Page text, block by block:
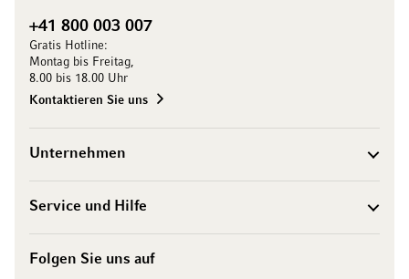
+41 800 003 007
Gratis Hotline:
Montag bis Freitag,
8.00 bis 18.00 Uhr
Kontaktieren Sie uns
Unternehmen
Service und Hilfe
Folgen Sie uns auf